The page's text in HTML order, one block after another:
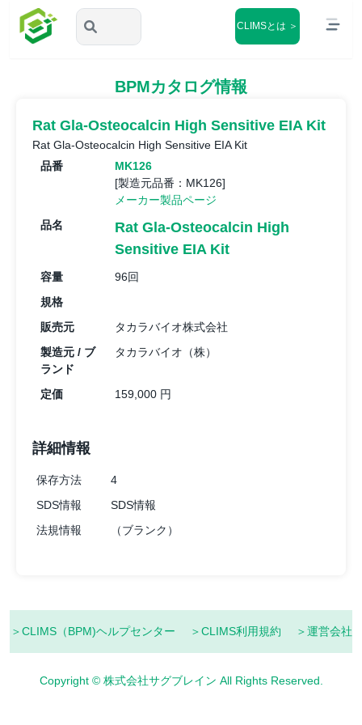
CLIMSとは ＞
BPMカタログ情報
Rat Gla-Osteocalcin High Sensitive EIA Kit
Rat Gla-Osteocalcin High Sensitive EIA Kit
品番
MK126
[製造元品番：MK126]
メーカー製品ページ
品名
Rat Gla-Osteocalcin High
Sensitive EIA Kit
容量
96回
規格
販売元
タカラバイオ株式会社
製造元 / ブ
ランド
タカラバイオ（株）
定価 159,000 円
詳細情報
保存方法
4
SDS情報
SDS情報
法規情報
（ブランク）
＞CLIMS（BPM)ヘルプセンター ＞CLIMS利用規約 ＞運営会社
Copyright © 株式会社サグブレイン All Rights Reserved.